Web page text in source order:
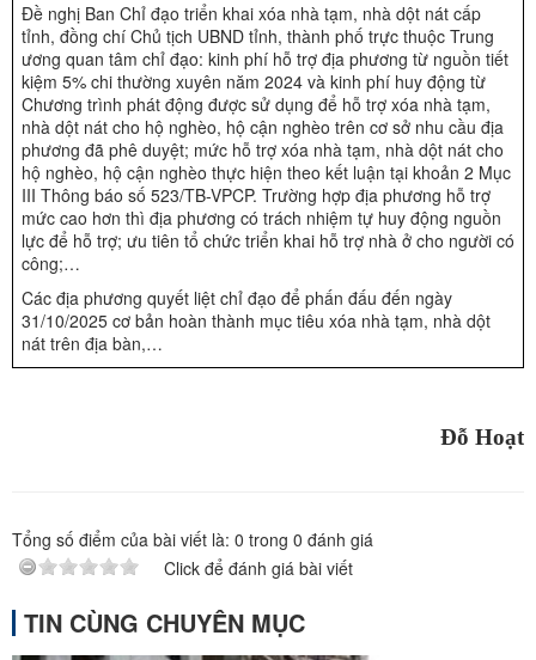
Đề nghị Ban Chỉ đạo triển khai xóa nhà tạm, nhà dột nát cấp
tỉnh, đồng chí Chủ tịch UBND tỉnh, thành phố trực thuộc Trung
ương quan tâm chỉ đạo: kinh phí hỗ trợ địa phương từ nguồn tiết
kiệm 5% chi thường xuyên năm 2024 và kinh phí huy động từ
Chương trình phát động được sử dụng để hỗ trợ xóa nhà tạm,
nhà dột nát cho hộ nghèo, hộ cận nghèo trên cơ sở nhu cầu địa
phương đã phê duyệt; mức hỗ trợ xóa nhà tạm, nhà dột nát cho
hộ nghèo, hộ cận nghèo thực hiện theo kết luận tại khoản 2 Mục
III Thông báo số 523/TB-VPCP. Trường hợp địa phương hỗ trợ
mức cao hơn thì địa phương có trách nhiệm tự huy động nguồn
lực để hỗ trợ; ưu tiên tổ chức triển khai hỗ trợ nhà ở cho người có
công;…
Các địa phương quyết liệt chỉ đạo để phấn đấu đến ngày
31/10/2025 cơ bản hoàn thành mục tiêu xóa nhà tạm, nhà dột
nát trên địa bàn,…
Đỗ Hoạt
Tổng số điểm của bài viết là: 0 trong 0 đánh giá
Click để đánh giá bài viết
TIN CÙNG CHUYÊN MỤC